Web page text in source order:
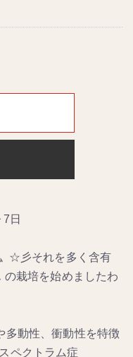
日
☆彡それを多く含有
の栽培を始めましたわ
動性、衝動性を特徴
ペクトラム症